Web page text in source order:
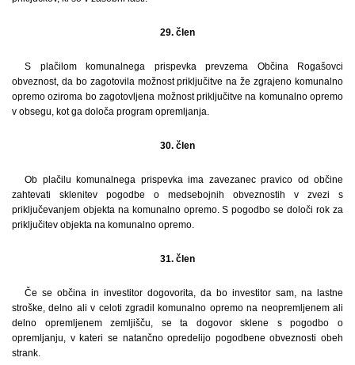
29. člen
S plačilom komunalnega prispevka prevzema Občina Rogašovci
obveznost, da bo zagotovila možnost priključitve na že zgrajeno komunalno
opremo oziroma bo zagotovljena možnost priključitve na komunalno opremo
v obsegu, kot ga določa program opremljanja.
30. člen
Ob plačilu komunalnega prispevka ima zavezanec pravico od občine
zahtevati sklenitev pogodbe o medsebojnih obveznostih v zvezi s
priključevanjem objekta na komunalno opremo. S pogodbo se določi rok za
priključitev objekta na komunalno opremo.
31. člen
Če se občina in investitor dogovorita, da bo investitor sam, na lastne
stroške, delno ali v celoti zgradil komunalno opremo na neopremljenem ali
delno opremljenem zemljišču, se ta dogovor sklene s pogodbo o
opremljanju, v kateri se natančno opredelijo pogodbene obveznosti obeh
strank.